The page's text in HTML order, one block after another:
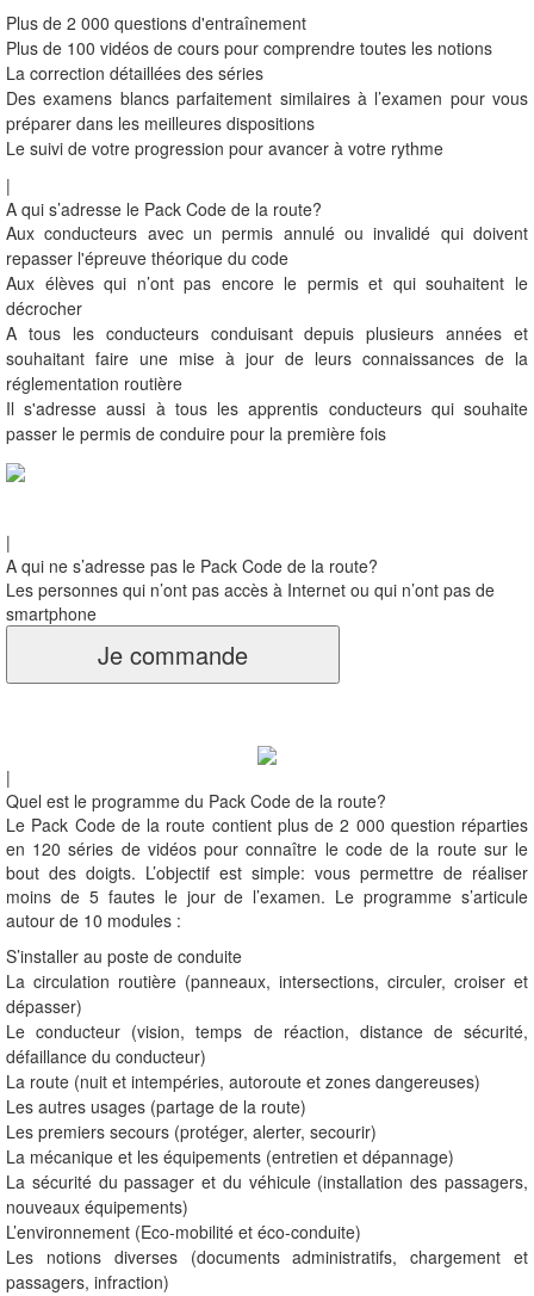
Plus de 2 000 questions d'entraînement
Plus de 100 vidéos de cours pour comprendre toutes les notions
La correction détaillées des séries
Des examens blancs parfaitement similaires à l’examen pour vous
préparer dans les meilleures dispositions
Le suivi de votre progression pour avancer à votre rythme
|
A qui s’adresse le Pack Code de la route?
Aux conducteurs avec un permis annulé ou invalidé qui doivent
repasser l'épreuve théorique du code
Aux élèves qui n’ont pas encore le permis et qui souhaitent le
décrocher
A tous les conducteurs conduisant depuis plusieurs années et
souhaitant faire une mise à jour de leurs connaissances de la
réglementation routière
Il s'adresse aussi à tous les apprentis conducteurs qui souhaite
passer le permis de conduire pour la première fois
|
A qui ne s’adresse pas le Pack Code de la route?
Les personnes qui n’ont pas accès à Internet ou qui n’ont pas de
smartphone
Je commande
|
Quel est le programme du Pack Code de la route?
Le Pack Code de la route contient plus de 2 000 question réparties
en 120 séries de vidéos pour connaître le code de la route sur le
bout des doigts. L’objectif est simple: vous permettre de réaliser
moins de 5 fautes le jour de l’examen. Le programme s’articule
autour de 10 modules :
S’installer au poste de conduite
La circulation routière (panneaux, intersections, circuler, croiser et
dépasser)
Le conducteur (vision, temps de réaction, distance de sécurité,
défaillance du conducteur)
La route (nuit et intempéries, autoroute et zones dangereuses)
Les autres usages (partage de la route)
Les premiers secours (protéger, alerter, secourir)
La mécanique et les équipements (entretien et dépannage)
La sécurité du passager et du véhicule (installation des passagers,
nouveaux équipements)
L’environnement (Eco-mobilité et éco-conduite)
Les notions diverses (documents administratifs, chargement et
passagers, infraction)